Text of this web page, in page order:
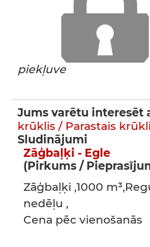
piekļuve
Jums varētu interesēt
krūklis / Parastais
Sludinājumi
Zāģbaļķi - Egle
(Pirkums /
Zāģbaļķi ,1000
nedēļu ,
Cena pēc vienošanās